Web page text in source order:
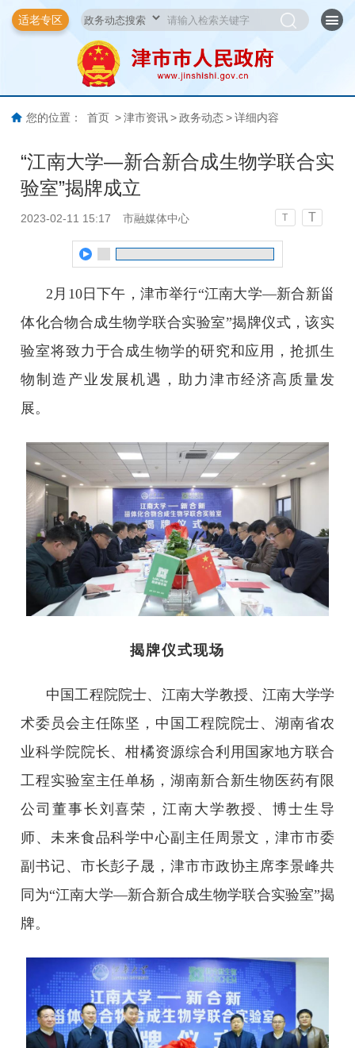
适老专区
您的位置： 首页 > 津市资讯 > 政务动态 > 详细内容
“江南大学—新合新合成生物学联合实
验室”揭牌成立
2023-02-11 15:17 市融媒体中心 T T
2月10日下午，津市举行“江南大学—新合新甾
体化合物合成生物学联合实验室”揭牌仪式，该实
验室将致力于合成生物学的研究和应用，抢抓生
物制造产业发展机遇，助力津市经济高质量发
展。
揭牌仪式现场
中国工程院院士、江南大学教授、江南大学学
术委员会主任陈坚，中国工程院院士、湖南省农
业科学院院长、柑橘资源综合利用国家地方联合
工程实验室主任单杨，湖南新合新生物医药有限
公司董事长刘喜荣，江南大学教授、博士生导
师、未来食品科学中心副主任周景文，津市市委
副书记、市长彭子晟，津市市政协主席李景峰共
同为“江南大学—新合新合成生物学联合实验室”揭
牌。